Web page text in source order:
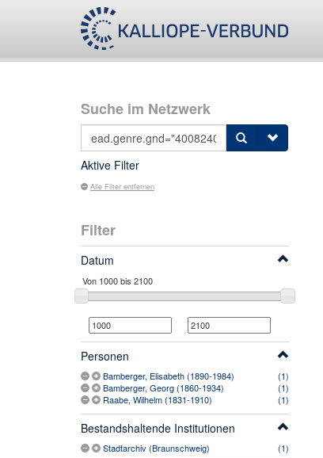
Suche im Netzwerk
Aktive Filter
Alle Filter entfernen
Filter
Datum
Personen
Bamberger, Elisabeth (1890-1984)
(1)
Bamberger, Georg (1860-1934)
(1)
Raabe, Wilhelm (1831-1910)
(1)
Bestandshaltende Institutionen
Stadtarchiv (Braunschweig) (1)